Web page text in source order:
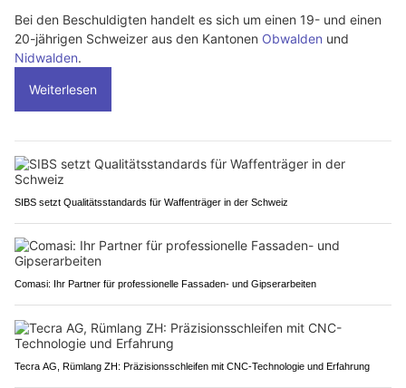
Bei den Beschuldigten handelt es sich um einen 19- und einen
20-jährigen Schweizer aus den Kantonen Obwalden und
Nidwalden.
Weiterlesen
SIBS setzt Qualitätsstandards für Waffenträger in der Schweiz
Comasi: Ihr Partner für professionelle Fassaden- und Gipserarbeiten
Tecra AG, Rümlang ZH: Präzisionsschleifen mit CNC-Technologie und Erfahrung